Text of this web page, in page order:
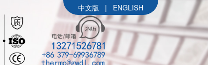
中文版 | ENGLISH